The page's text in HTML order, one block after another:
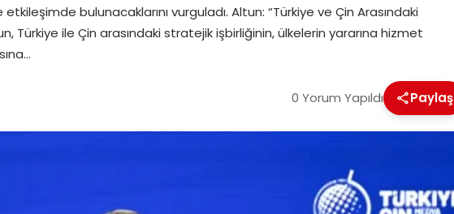
bulunacaklarını vurguladı. Altun: “Türkiye ve Çin Arasındaki
Türkiye ile Çin arasındaki stratejik işbirliğinin, ülkelerin yararına hizmet
0 Yorum Yapıldı Paylaş